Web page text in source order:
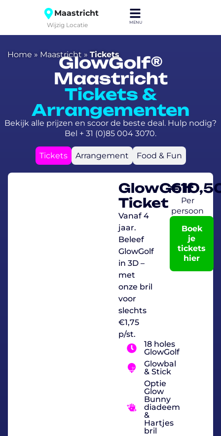
Home » Maastricht » Tickets
Maastricht
Wijzig Locatie
GlowGolf®
Maastricht
Tickets &
Arrangementen
Bekijk alle prijzen en scoor de beste deal. Hulp nodig?
Bel + 31 (0)85 004 3070.
Tickets Arrangement Food & Fun
GlowGolf
Ticket
Vanaf 4
jaar.
Beleef
GlowGolf
in 3D –
met
onze bril
voor
slechts
€1,75
p/st.
18 holes
GlowGolf
Glowbal
& Stick
Optie
Glow
Bunny
diadeem
&
Hartjes
bril
€
Per
persoon
Boek
je
tickets
hier